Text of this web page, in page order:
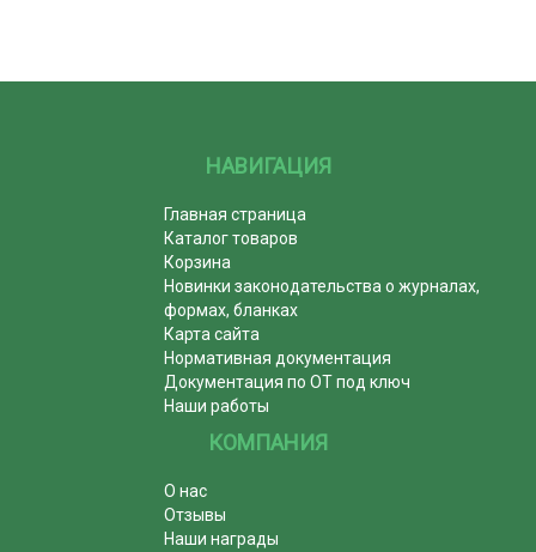
НАВИГАЦИЯ
Главная страница
Каталог товаров
Корзина
Новинки законодательства о журналах,
формах, бланках
Карта сайта
Нормативная документация
Документация по ОТ под ключ
Наши работы
КОМПАНИЯ
О нас
Отзывы
Наши награды